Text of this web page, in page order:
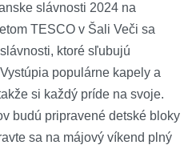
slávnosti 2024 na
TESCO v Šali Veči sa
ktoré sľubujú
populárne kapely a
si každý príde na svoje.
budú pripravené detské bloky
sa na májový víkend plný